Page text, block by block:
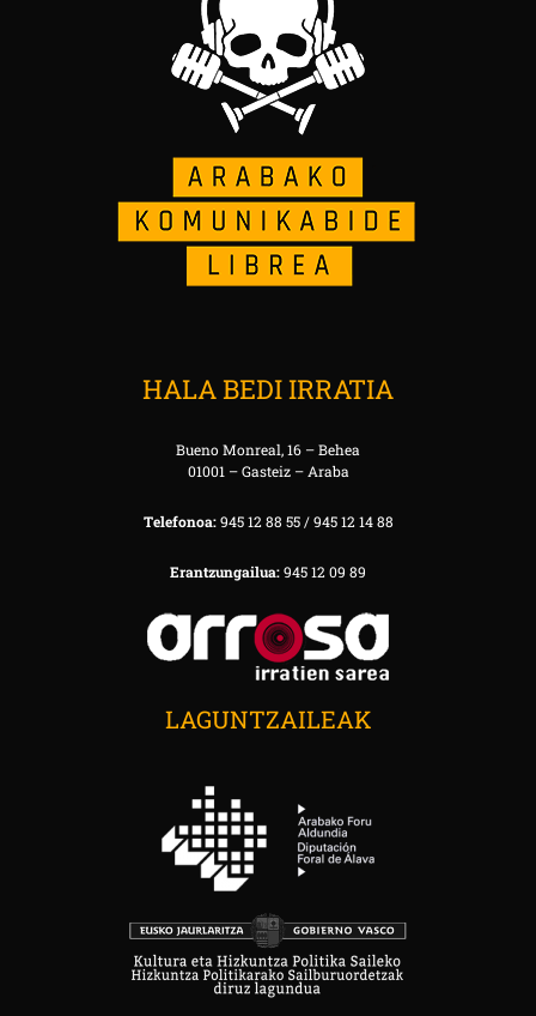
HALA BEDI IRRATIA
Bueno Monreal, 16 – Behea
01001 – Gasteiz – Araba
Telefonoa:945 12 88 55 / 945 12 14 88
Erantzungailua:945 12 09 89
LAGUNTZAILEAK